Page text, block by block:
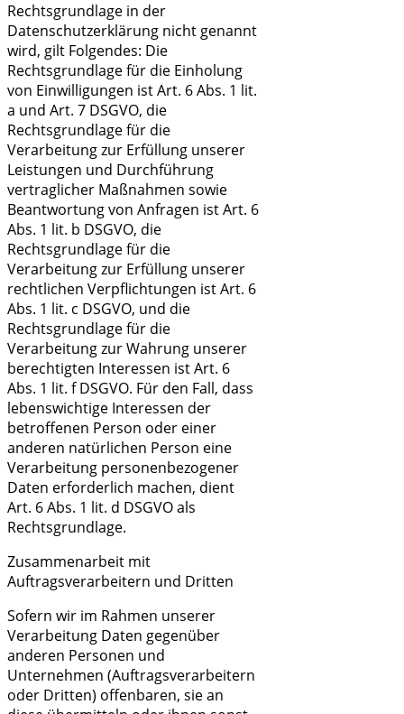
Rechtsgrundlage in der
Datenschutzerklärung nicht genannt
wird, gilt Folgendes: Die
Rechtsgrundlage für die Einholung
von Einwilligungen ist Art. 6 Abs. 1 lit.
a und Art. 7 DSGVO, die
Rechtsgrundlage für die
Verarbeitung zur Erfüllung unserer
Leistungen und Durchführung
vertraglicher Maßnahmen sowie
Beantwortung von Anfragen ist Art. 6
Abs. 1 lit. b DSGVO, die
Rechtsgrundlage für die
Verarbeitung zur Erfüllung unserer
rechtlichen Verpflichtungen ist Art. 6
Abs. 1 lit. c DSGVO, und die
Rechtsgrundlage für die
Verarbeitung zur Wahrung unserer
berechtigten Interessen ist Art. 6
Abs. 1 lit. f DSGVO. Für den Fall, dass
lebenswichtige Interessen der
betroffenen Person oder einer
anderen natürlichen Person eine
Verarbeitung personenbezogener
Daten erforderlich machen, dient
Art. 6 Abs. 1 lit. d DSGVO als
Rechtsgrundlage.
Zusammenarbeit mit
Auftragsverarbeitern und Dritten
Sofern wir im Rahmen unserer
Verarbeitung Daten gegenüber
anderen Personen und
Unternehmen (Auftragsverarbeitern
oder Dritten) offenbaren, sie an